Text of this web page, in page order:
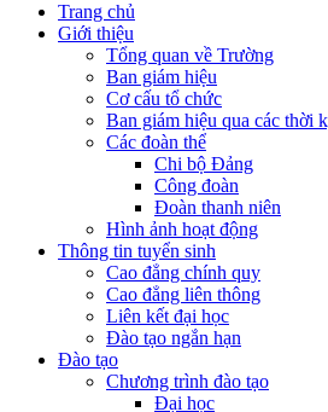
Trang chủ
Giới thiệu
Tổng quan về Trường
Ban giám hiệu
Cơ cấu tổ chức
Ban giám hiệu qua các thời
Các đoàn thể
Chi bộ Đảng
Công đoàn
Đoàn thanh niên
Hình ảnh hoạt động
Thông tin tuyển sinh
Cao đẳng chính quy
Cao đẳng liên thông
Liên kết đại học
Đào tạo ngắn hạn
Đào tạo
Chương trình đào tạo
Đại học